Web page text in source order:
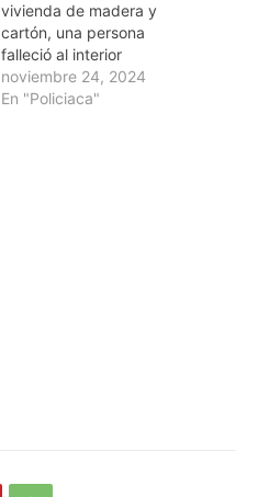
vivienda de madera y
cartón, una persona
falleció al interior
noviembre 24, 2024
En "Policiaca"